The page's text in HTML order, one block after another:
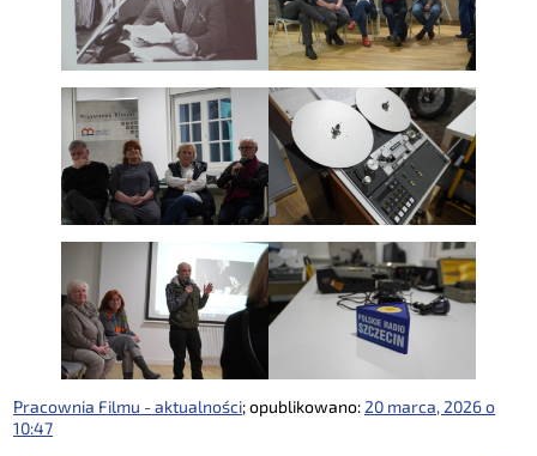
Pracownia Filmu - aktualności; opublikowano: 20 marca, 2026 o
10:47